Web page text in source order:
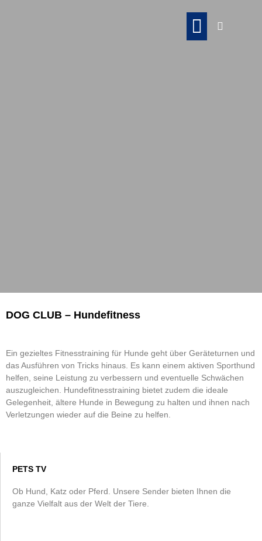
DOG CLUB – Hundefitness
Ein gezieltes Fitnesstraining für Hunde geht über Geräteturnen und
das Ausführen von Tricks hinaus. Es kann einem aktiven Sporthund
helfen, seine Leistung zu verbessern und eventuelle Schwächen
auszugleichen. Hundefitnesstraining bietet zudem die ideale
Gelegenheit, ältere Hunde in Bewegung zu halten und ihnen nach
Verletzungen wieder auf die Beine zu helfen.
PETS TV
Ob Hund, Katz oder Pferd. Unsere Sender bieten Ihnen die
ganze Vielfalt aus der Welt der Tiere.